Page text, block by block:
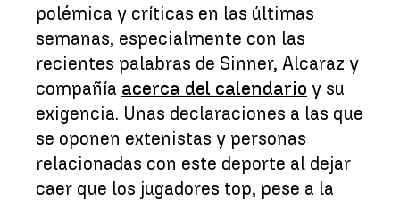
polémica y críticas en las últimas
semanas, especialmente con las
recientes palabras de Sinner, Alcaraz y
compañía acerca del calendario y su
exigencia. Unas declaraciones a las que
se oponen extenistas y personas
relacionadas con este deporte al dejar
caer que los jugadores top, pese a la